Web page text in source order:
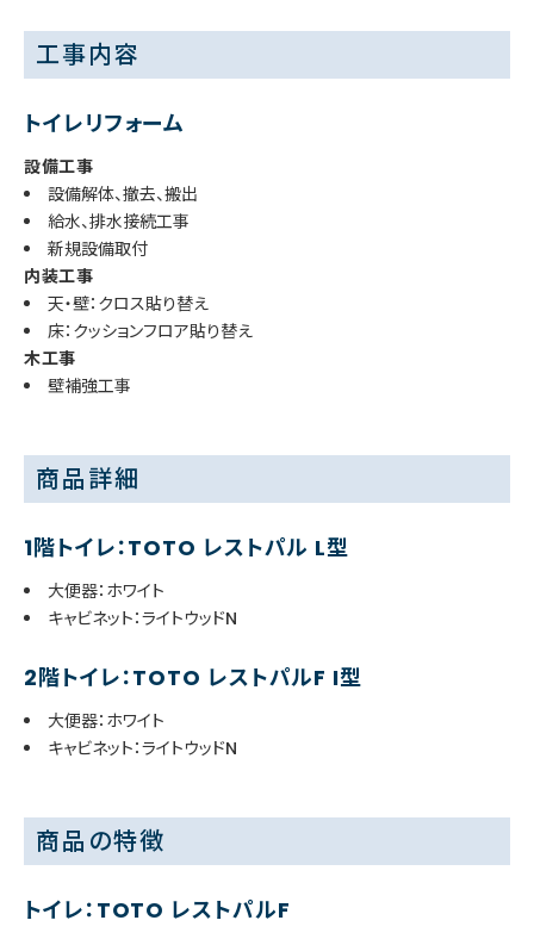
工事内容
トイレリフォーム
設備工事
設備解体、撤去、搬出
給水、排水接続工事
新規設備取付
内装工事
天・壁：クロス貼り替え
床：クッションフロア貼り替え
木工事
壁補強工事
商品詳細
1階トイレ：TOTO レストパル L型
大便器：ホワイト
キャビネット：ライトウッドN
2階トイレ：TOTO レストパルF I型
大便器：ホワイト
キャビネット：ライトウッドN
商品の特徴
トイレ：TOTO レストパルF